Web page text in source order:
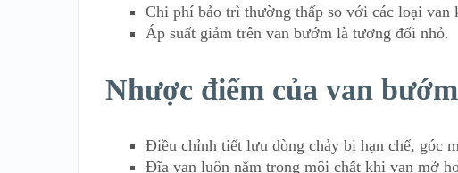
Chi phí bảo trì thường thấp so với các loại van
Áp suất giảm trên van bướm là tương đối nhỏ.
Nhược điểm của van bướm
Điều chỉnh tiết lưu dòng chảy bị hạn chế, góc
Đĩa van luôn nằm trong môi chất khi van mở